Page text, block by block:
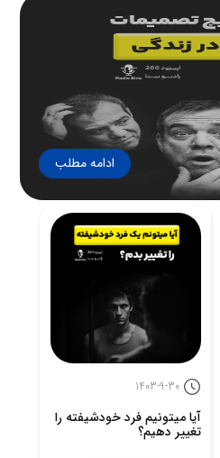
ادامه مطلب
1403-9-30
آیا میتونیم فرد خودشیفته را
تغییر دهیم؟